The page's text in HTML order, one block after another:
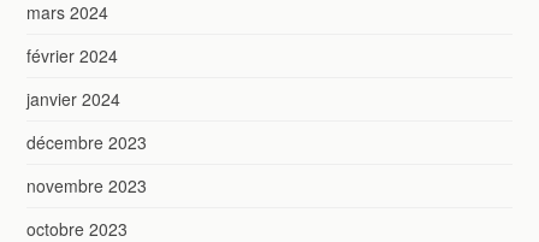
mars 2024
février 2024
janvier 2024
décembre 2023
novembre 2023
octobre 2023